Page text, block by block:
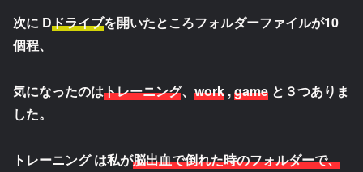
次に Dドライブを開いたところフォルダーファイルが10
個程、
気になったのはトレーニング、 work ,game と３つありま
した。
トレーニングは私が脳出血で倒れた時のフォルダーで、